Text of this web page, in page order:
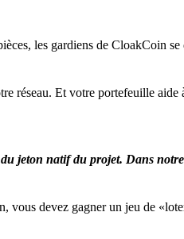
les gardiens de CloakCoin
réseau. Et votre portefeuille aide
jeton natif du projet. Dans
vous devez gagner un jeu de